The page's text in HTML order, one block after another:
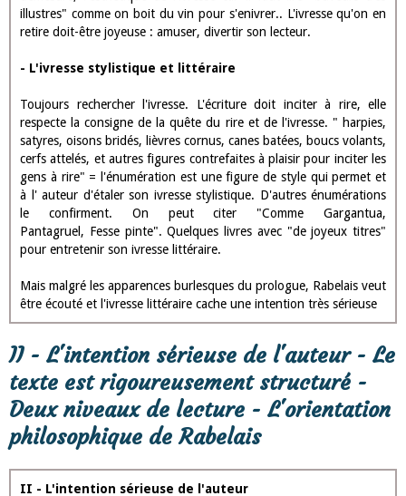
Rabelais souhaite que le lecteur se comporte avec son oeuvre
comme un chien qui succe son os à moelle. Les réactions de
faut être sages pour humer, sentir et humer ces beaux livres de
particulière. Il lui faut trouver le sens caché derrière le sens
premier.
- Lire comme on boit, pour s'enivrer
Le lecteur entre dans la lecture de Gargantua sur le mode de la
démesure, l'esthétique de l'ivresse car il faut lire "buveurs très
illustres" comme on boit du vin pour s'enivrer.. L'ivresse qu'on en
retire doit-être joyeuse : amuser, divertir son lecteur.
- L'ivresse stylistique et littéraire
respecte la consigne de la quête du rire et de l'ivresse. " harpies,
satyres, oisons bridés, lièvres cornus, canes batées, boucs volants,
cerfs attelés, et autres figures contrefaites à plaisir pour inciter les
gens à rire" = l'énumération est une figure de style qui permet et
à l' auteur d'étaler son ivresse stylistique. D'autres énumérations
le confirment. On peut citer "Comme Gargantua,